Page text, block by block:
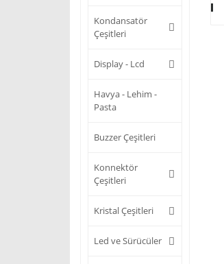
Kondansatör
Çeşitleri
Display - Lcd
Havya - Lehim -
Pasta
Buzzer Çeşitleri
Konnektör
Çeşitleri
Kristal Çeşitleri
Led ve Sürücüler